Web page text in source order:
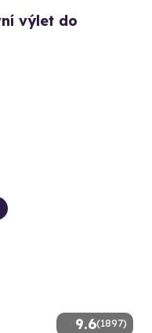
výlet do
9.6(1897)